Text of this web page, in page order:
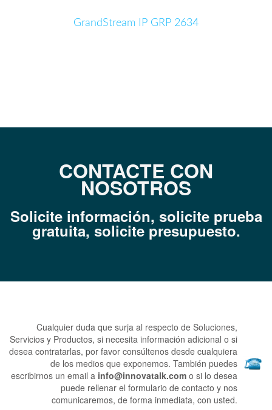
GrandStream IP GRP 2634
CONTACTE CON
NOSOTROS
Solicite información, solicite prueba
gratuita, solicite presupuesto.
Cualquier duda que surja al respecto de Soluciones,
Servicios y Productos, si necesita información adicional o si
desea contratarlas, por favor consúltenos desde cualquiera
de los medios que exponemos. También puedes
escribirnos un email a info@innovatalk.com o si lo desea
puede rellenar el formulario de contacto y nos
comunicaremos, de forma inmediata, con usted.